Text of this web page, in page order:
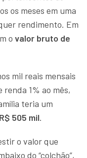
os meses em uma
rendimento. Em
o valor bruto de
mil reais mensais
1% ao mês,
teria um
505 mil.
o valor que
do “colchão”,